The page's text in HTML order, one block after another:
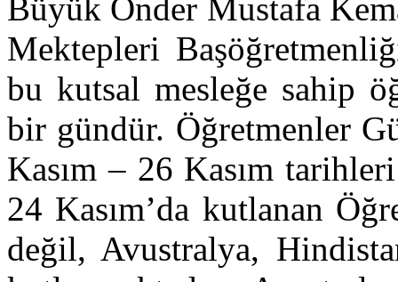
Büyük Önder Mustafa
Mektepleri
bu kutsal mesleğe sahip
bir gündür. Öğretmenler
Kasım – 26 Kasım
24 Kasım’da kutlanan
değil, Avustralya,